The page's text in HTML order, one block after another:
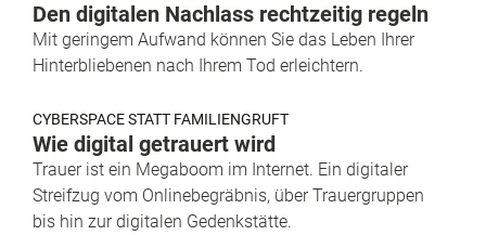
Den digitalen Nachlass rechtzeitig regeln
Mit geringem Aufwand können Sie das Leben Ihrer
Hinterbliebenen nach Ihrem Tod erleichtern.
CYBERSPACE STATT FAMILIENGRUFT
Wie digital getrauert wird
Trauer ist ein Megaboom im Internet. Ein digitaler
Streifzug vom Onlinebegräbnis, über Trauergruppen
bis hin zur digitalen Gedenkstätte.